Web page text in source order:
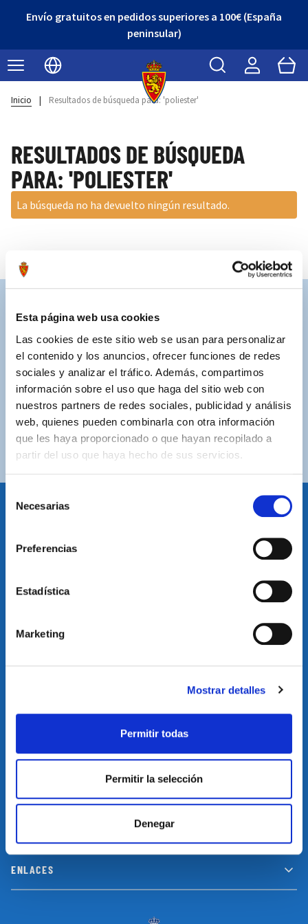
Esta página web usa cookies
Las cookies de este sitio web se usan para personalizar
el contenido y los anuncios, ofrecer funciones de redes
sociales y analizar el tráfico. Además, compartimos
información sobre el uso que haga del sitio web con
nuestros partners de redes sociales, publicidad y análisis
web, quienes pueden combinarla con otra información
que les haya proporcionado o que hayan recopilado a
partir del uso que haya hecho de sus servicios.
Necesarias
Preferencias
Estadística
Marketing
Mostrar detalles
Permitir todas
Permitir la selección
Denegar
Envío gratuitos en pedidos superiores a 100€ (España
peninsular)
Seleccionar idioma
Buscar Cart
Inicio | Resultados de búsqueda para: 'poliester'
RESULTADOS DE BÚSQUEDA
PARA: 'POLIESTER'
La búsqueda no ha devuelto ningún resultado.
ASISTENCIA PERSONALIZADA
ENVÍOS GRATUITOS
Por compras superiores a 100€ (España peninsular)
COMPRAS SEGURAS
Plataforma de pago segura a través de tarjeta o
PayPal.
ENLACES
Volver arriba
Suscríbete a nuestro newsletter y no te pierdas las últimas